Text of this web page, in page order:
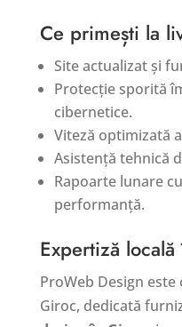
Ce primești la
Site actualizat și
Protecție sporită
cibernetice.
Viteză optimizată
Asistență tehnică
Rapoarte lunare
performanță.
Expertiză
ProWeb Design
Giroc, dedicată